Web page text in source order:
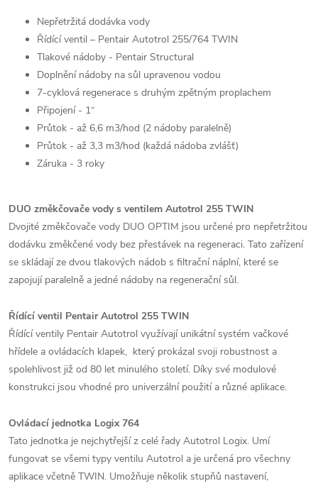
Nepřetržitá dodávka vody
Řídící ventil – Pentair Autotrol 255/764 TWIN
Tlakové nádoby - Pentair Structural
Doplnění nádoby na sůl upravenou vodou
7-cyklová regenerace s druhým zpětným proplachem
Připojení - 1“
Průtok - až 6,6 m3/hod (2 nádoby paralelně)
Průtok - až 3,3 m3/hod (každá nádoba zvlášť)
Záruka - 3 roky
DUO změkčovače vody s ventilem Autotrol 255 TWIN
Dvojité změkčovače vody DUO OPTIM jsou určené pro nepřetržitou
dodávku změkčené vody bez přestávek na regeneraci. Tato zařízení
se skládají ze dvou tlakových nádob s filtrační náplní, které se
zapojují paralelně a jedné nádoby na regenerační sůl.
Řídící ventil Pentair Autotrol 255 TWIN
Řídící ventily Pentair Autotrol využívají unikátní systém vačkové
hřídele a ovládacích klapek, který prokázal svoji robustnost a
spolehlivost již od 80 let minulého století. Díky své modulové
konstrukci jsou vhodné pro univerzální použití a různé aplikace.
Ovládací jednotka Logix 764
Tato jednotka je nejchytřejší z celé řady Autotrol Logix. Umí
fungovat se všemi typy ventilu Autotrol a je určená pro všechny
aplikace včetně TWIN. Umožňuje několik stupňů nastavení,